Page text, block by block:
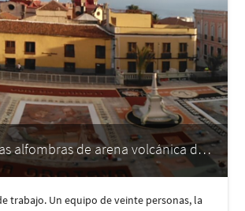
Las grandiosas alfombras de arena volcánica de la Orotava. Tenerife
trabajo. Un equipo de veinte personas, la